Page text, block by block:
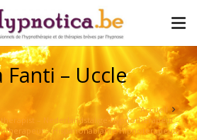
– Uccle
Accueil
– Nederlandstalige Hypnotherapeut –
– Hispanohablante Hipnoterapeuta